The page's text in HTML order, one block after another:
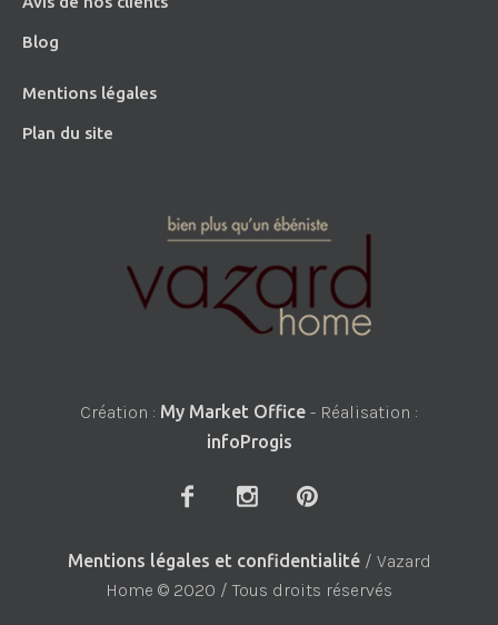
Blog
Mentions légales
Plan du site
Création : My Market Office - Réalisation :
infoProgis
Mentions légales et confidentialité/ Vazard
Home © 2020 / Tous droits réservés